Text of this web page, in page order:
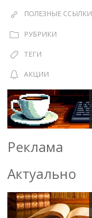
ПОЛЕЗНЫЕ ССЫЛКИ
РУБРИКИ
ТЕГИ
АКЦИИ
Реклама
Актуально